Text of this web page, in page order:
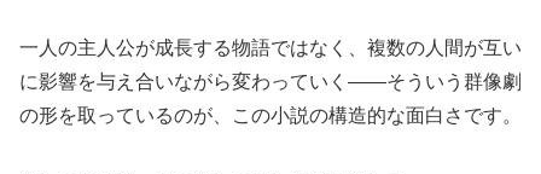
一人の主人公が成長する物語ではなく、複数の人間が互い
に影響を与え合いながら変わっていく——そういう群像劇
の形を取っているのが、この小説の構造的な面白さです。